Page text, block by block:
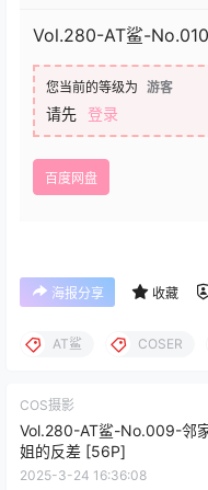
Vol.280-AT鲨-
您当前的等级为 游客
请先 登录
百度网盘
海报分享 收藏
AT鲨 COSER
COS摄影
Vol.280-AT鲨-No.009-邻
姐的反差 [56P]
2025-3-24 16:36:08